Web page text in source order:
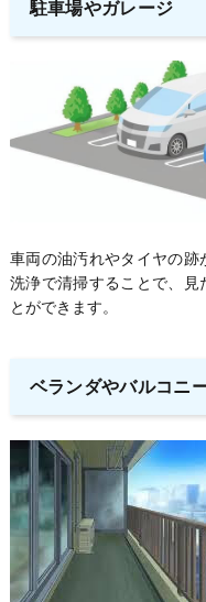
駐車場やガレージ
車両の油汚れやタイヤの
洗浄で清掃することで、見
とができます。
ベランダやバルコニ